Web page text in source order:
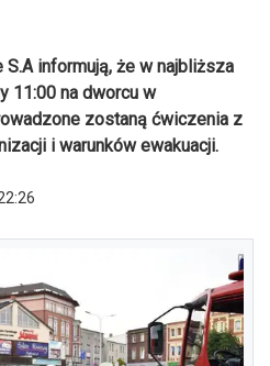
informują, że w najbliższa
11:00 na dworcu w
zostaną ćwiczenia z
i warunków ewakuacji.